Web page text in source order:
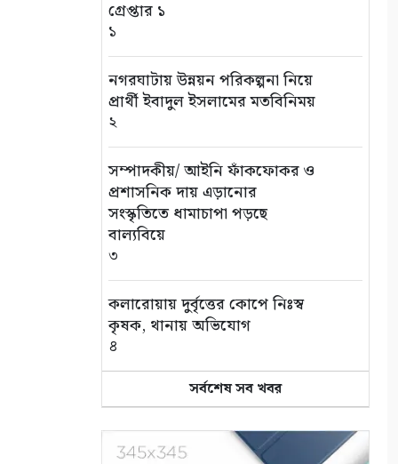
গ্রেপ্তার ১
১
নগরঘাটায় উন্নয়ন পরিকল্পনা নিয়ে
প্রার্থী ইবাদুল ইসলামের মতবিনিময়
২
সম্পাদকীয়/ আইনি ফাঁকফোকর ও
প্রশাসনিক দায় এড়ানোর
সংস্কৃতিতে ধামাচাপা পড়ছে
বাল্যবিয়ে
৩
কলারোয়ায় দুর্বৃত্তের কোপে নিঃস্ব
কৃষক, থানায় অভিযোগ
৪
সড়ক পথে চাঁদাবাজি বন্ধে সর্বোচ্চ
কঠোর অবস্থান: বাস ও ট্রাক
মালিক সমিতির সাথে জেলা
সর্বশেষ সব খবর